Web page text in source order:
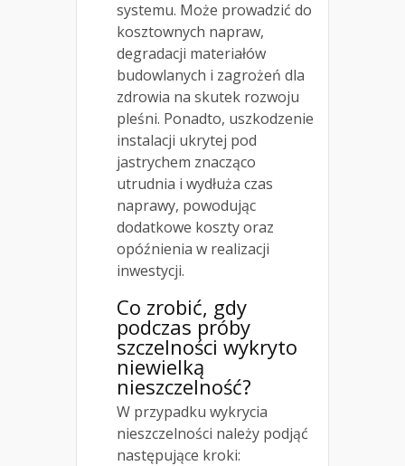
systemu. Może prowadzić do
kosztownych napraw,
degradacji materiałów
budowlanych i zagrożeń dla
zdrowia na skutek rozwoju
pleśni. Ponadto, uszkodzenie
instalacji ukrytej pod
jastrychem znacząco
utrudnia i wydłuża czas
naprawy, powodując
dodatkowe koszty oraz
opóźnienia w realizacji
inwestycji.
Co zrobić, gdy
podczas próby
szczelności wykryto
niewielką
nieszczelność?
W przypadku wykrycia
nieszczelności należy podjąć
następujące kroki: